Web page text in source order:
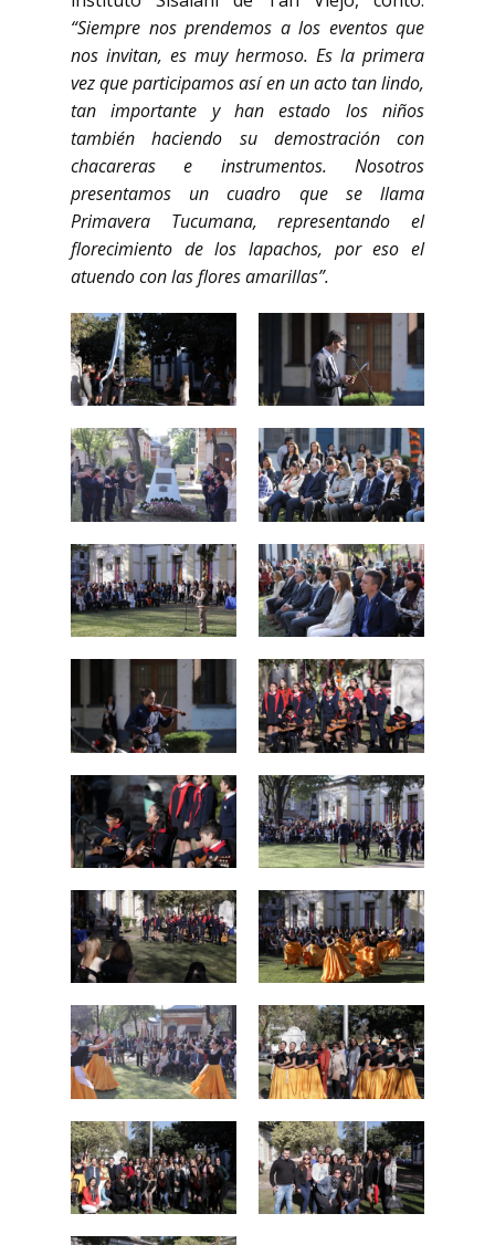
“Siempre nos prendemos a los eventos que
nos invitan, es muy hermoso. Es la primera
vez que participamos así en un acto tan lindo,
tan importante y han estado los niños
también haciendo su demostración con
chacareras e instrumentos. Nosotros
presentamos un cuadro que se llama
Primavera Tucumana, representando el
florecimiento de los lapachos, por eso el
atuendo con las flores amarillas”.